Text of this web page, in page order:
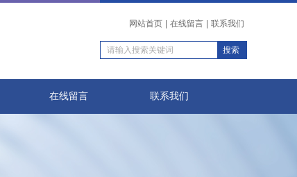
网站首页 在线留言 联系我们
在线留言 联系我们